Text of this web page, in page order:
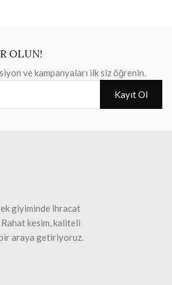
OLUN!
ve kampanyaları ilk siz öğrenin.
Kayıt Ol
giyiminde ihracat
kesim, kaliteli
araya getiriyoruz.